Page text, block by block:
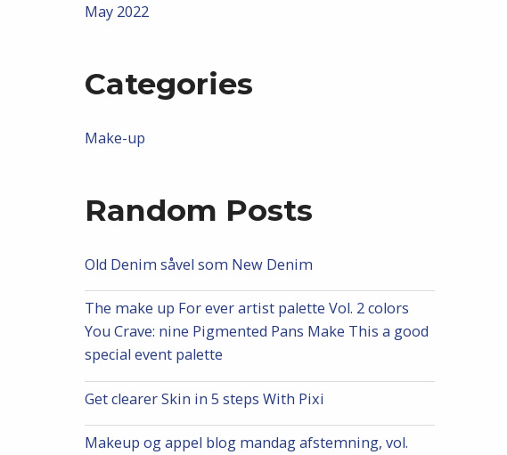
May 2022
Categories
Make-up
Random Posts
Old Denim såvel som New Denim
The make up For ever artist palette Vol. 2 colors
You Crave: nine Pigmented Pans Make This a good
special event palette
Get clearer Skin in 5 steps With Pixi
Makeup og appel blog mandag afstemning, vol.